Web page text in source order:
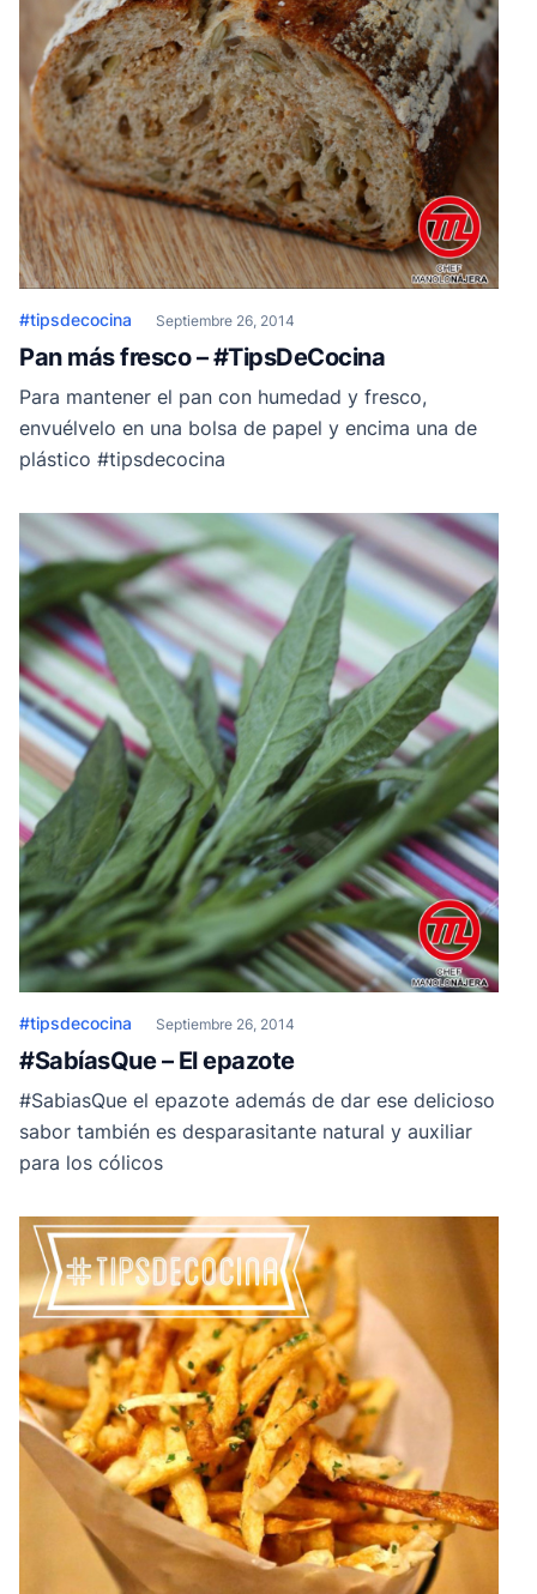
#tipsdecocina Septiembre 26, 2014
Pan más fresco – #TipsDeCocina
Para mantener el pan con humedad y fresco,
envuélvelo en una bolsa de papel y encima una de
plástico #tipsdecocina
#tipsdecocina Septiembre 26, 2014
#SabíasQue – El epazote
#SabiasQue el epazote además de dar ese delicioso
sabor también es desparasitante natural y auxiliar
para los cólicos